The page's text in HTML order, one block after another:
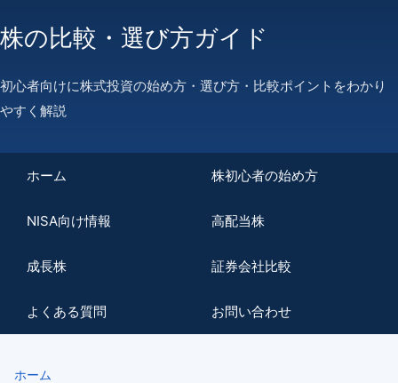
株の比較・選び方ガイド
初心者向けに株式投資の始め方・選び方・比較ポイントをわかり
やすく解説
ホーム 株初心者の始め方
NISA向け情報 高配当株
成長株 証券会社比較
よくある質問 お問い合わせ
ホーム